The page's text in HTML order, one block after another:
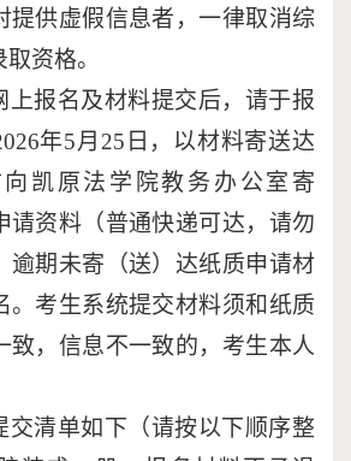
提供虚假信息者，一律取消综
资格。
上报名及材料提交后，请于报
年5月 25 日，以材料寄送达
凯原法学院教务办公室寄
请资料（普通快递可达，请勿
逾期未寄（送）达纸质申请材
。考生系统提交材料须和纸质
致，信息不一致的，考生本人
交清单如下（请按以下顺序整